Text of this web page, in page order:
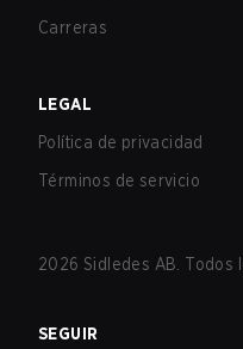
Carreras
LEGAL
Política de privacidad
Términos de servicio
2026 Sidledes AB. Todos
SEGUIR